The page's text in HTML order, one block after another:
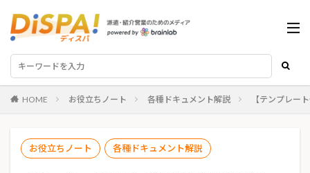
HOME お役立ちノート 各種ドキュメント解説 【テンプレー
お役立ちノート 各種ドキュメント解説